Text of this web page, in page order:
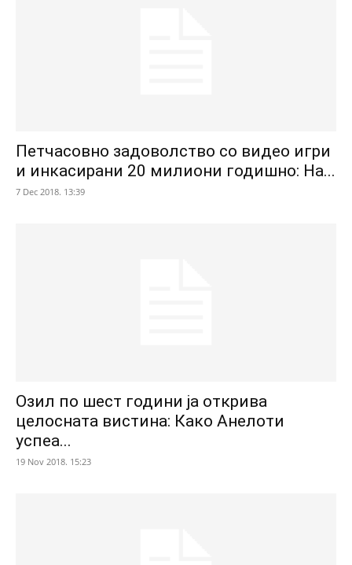
Петчасовно задоволство со видео игри
и инкасирани 20 милиони годишно: На...
7 Dec 2018. 13:39
Озил по шест години ја открива
целосната вистина: Како Анелоти
успеа...
19 Nov 2018. 15:23